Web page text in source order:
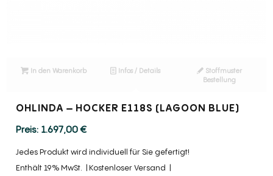
In den Warenkorb Infos / Details
Stoffmuster
Bestellung
OHLINDA – HOCKER E118S (LAGOON BLUE)
1.697,00€
Jedes Produkt wird individuell für Sie gefertigt!
Enthält 19% MwSt.
Kostenloser Versand